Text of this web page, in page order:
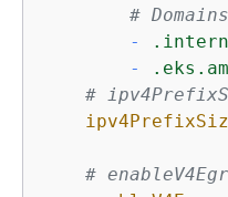
#
-
-
#
#